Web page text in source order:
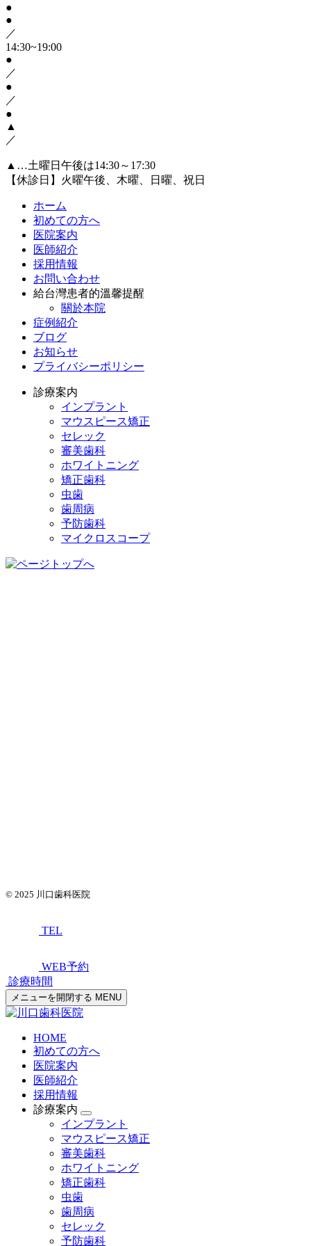
●
●
／
14:30~19:00
●
／
●
／
●
▲
／
▲…土曜日午後は14:30～17:30
【休診日】火曜午後、木曜、日曜、祝日
ホーム
初めての方へ
医院案内
医師紹介
採用情報
お問い合わせ
給台灣患者的溫馨提醒
關於本院
症例紹介
ブログ
お知らせ
プライバシーポリシー
診療案内
インプラント
マウスピース矯正
セレック
審美歯科
ホワイトニング
矯正歯科
虫歯
歯周病
予防歯科
マイクロスコープ
© 2025 川口歯科医院
TEL
WEB予約
診療時間
メニューを開閉する MENU
HOME
初めての方へ
医院案内
医師紹介
採用情報
診療案内
インプラント
マウスピース矯正
審美歯科
ホワイトニング
矯正歯科
虫歯
歯周病
セレック
予防歯科